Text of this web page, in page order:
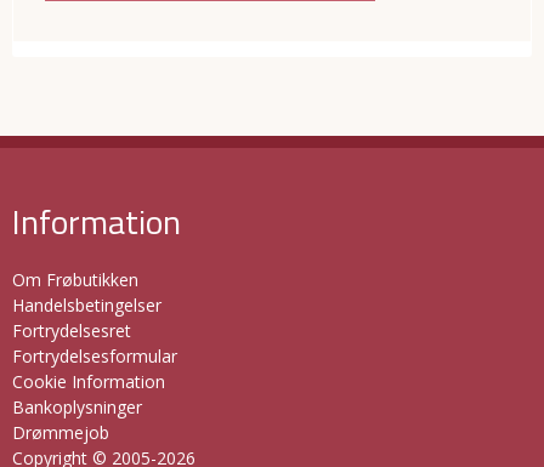
Information
Om Frøbutikken
Handelsbetingelser
Fortrydelsesret
Fortrydelsesformular
Cookie Information
Bankoplysninger
Drømmejob
Copyright © 2005-2026